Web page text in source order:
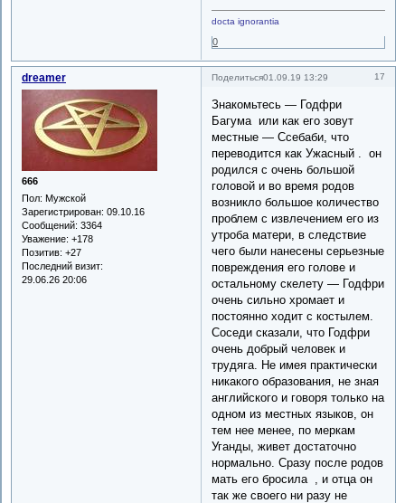
docta ignorantia
0
Поделиться 17
01.09.19 13:29
dreamer
666
Пол: Мужской
Зарегистрирован: 09.10.16
Сообщений: 3364
Уважение: +178
Позитив: +27
Последний визит:
29.06.26 20:06
Знакомьтесь — Годфри
Багума или как его зовут
местные — Ссебаби, что
переводится как Ужасный . он
родился с очень большой
головой и во время родов
возникло большое количество
проблем с извлечением его из
утроба матери, в следствие
чего были нанесены серьезные
повреждения его голове и
остальному скелету — Годфри
очень сильно хромает и
постоянно ходит с костылем.
Соседи сказали, что Годфри
очень добрый человек и
трудяга. Не имея практически
никакого образования, не зная
английского и говоря только на
одном из местных языков, он
тем нее менее, по меркам
Уганды, живет достаточно
нормально. Сразу после родов
мать его бросила , и отца он
так же своего ни разу не